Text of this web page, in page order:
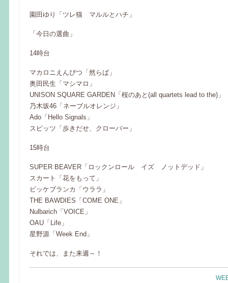
園田ゆり「ツレ猫 マルルとハチ」
「今日の選曲」
14時台
マカロニえんぴつ「然らば」
奥田民生「マシマロ」
UNISON SQUARE GARDEN「桜のあと(all quartets lead to the)」
乃木坂46「ネーブルオレンジ」
Ado「Hello Signals」
スピッツ「歩きだせ、クローバー」
15時台
SUPER BEAVER「ロックンロール イズ ノットデッド」
スカート「花をもって」
ビッケブランカ「ウララ」
THE BAWDIES「COME ONE」
Nulbarich「VOICE」
OAU「Life」
星野源「Week End」
それでは、また来週～！